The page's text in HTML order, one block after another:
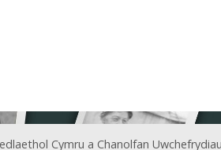
Cymru a Chanolfan